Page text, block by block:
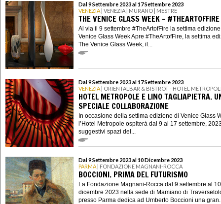
Dal 9 Settembre 2023 al 17 Settembre 2023
VENEZIA | VENEZIA | MURANO | MESTRE
THE VENICE GLASS WEEK - #THEARTOFFIRE
Al via il 9 settembre #TheArtofFire la settima
Venice Glass Week Apre #TheArtofFire, la settima
The Venice Glass Week, il...
Dal 9 Settembre 2023 al 17 Settembre 2023
VENEZIA | ORIENTALBAR & BISTROT - HOTEL
HOTEL METROPOLE E LINO TAGLIAPIETRA.
SPECIALE COLLABORAZIONE
In occasione della settima edizione di Venice Glass
l’Hotel Metropole ospiterà dal 9 al 17 settembre,
suggestivi spazi del...
Dal 9 Settembre 2023 al 10 Dicembre 2023
PARMA | FONDAZIONE MAGNANI-ROCCA
BOCCIONI. PRIMA DEL FUTURISMO
La Fondazione Magnani-Rocca dal 9 settembre al 10
dicembre 2023 nella sede di Mamiano di
presso Parma dedica ad Umberto Boccioni una